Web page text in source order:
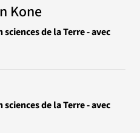
Kone
de la Terre - avec
de la Terre - avec